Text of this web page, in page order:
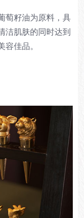
萄籽油为原料，具
洁肌肤的同时达到
容佳品。